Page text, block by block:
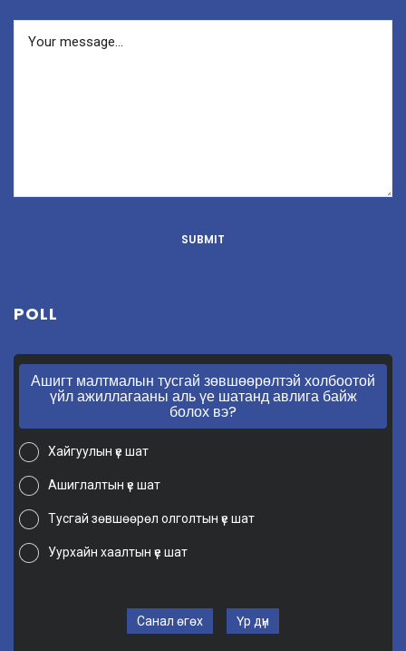
POLL
Ашигт малтмалын тусгай зөвшөөрөлтэй холбоотой
үйл ажиллагааны аль үе шатанд авлига байж
болох вэ?
Хайгуулын үе шат
Ашиглалтын үе шат
Тусгай зөвшөөрөл олголтын үе шат
Уурхайн хаалтын үе шат
Санал өгөх Үр дүн